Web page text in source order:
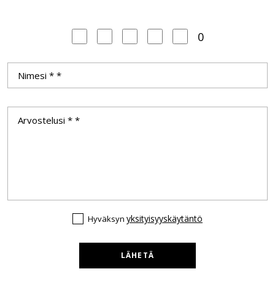
0
Hyväksyn yksityisyyskäytäntö
LÄHETÄ